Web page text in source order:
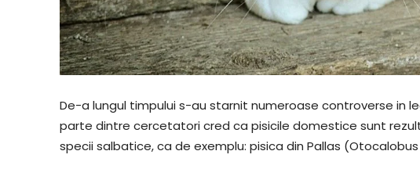
De-a lungul timpului s-au starnit numeroase controverse in
parte dintre cercetatori cred ca pisicile domestice sunt
specii salbatice, ca de exemplu: pisica din Pallas